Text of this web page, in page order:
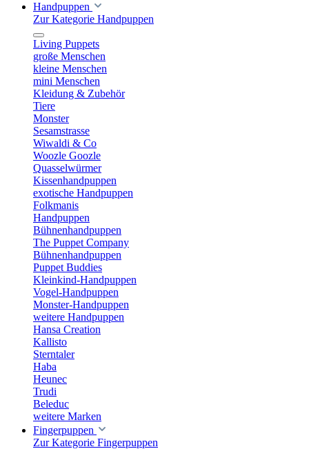
Handpuppen
Zur Kategorie Handpuppen
Living Puppets
große Menschen
kleine Menschen
mini Menschen
Kleidung & Zubehör
Tiere
Monster
Sesamstrasse
Wiwaldi & Co
Woozle Goozle
Quasselwürmer
Kissenhandpuppen
exotische Handpuppen
Folkmanis
Handpuppen
Bühnenhandpuppen
The Puppet Company
Bühnenhandpuppen
Puppet Buddies
Kleinkind-Handpuppen
Vogel-Handpuppen
Monster-Handpuppen
weitere Handpuppen
Hansa Creation
Kallisto
Sterntaler
Haba
Heunec
Trudi
Beleduc
weitere Marken
Fingerpuppen
Zur Kategorie Fingerpuppen